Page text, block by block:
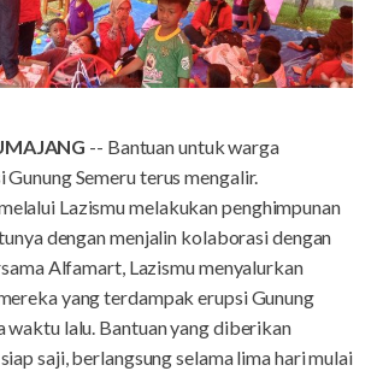
-- Bantuan untuk warga
Semeru terus mengalir.
Lazismu melakukan penghimpunan
dengan menjalin kolaborasi dengan
Alfamart, Lazismu menyalurkan
yang terdampak erupsi Gunung
waktu lalu. Bantuan yang diberikan
saji, berlangsung selama lima hari mulai